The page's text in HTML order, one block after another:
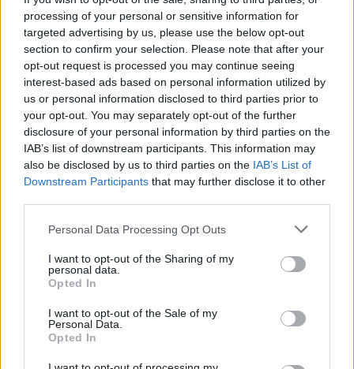
processing of your personal or sensitive information for
targeted advertising by us, please use the below opt-out
section to confirm your selection. Please note that after your
opt-out request is processed you may continue seeing
interest-based ads based on personal information utilized by
us or personal information disclosed to third parties prior to
your opt-out. You may separately opt-out of the further
disclosure of your personal information by third parties on the
IAB’s list of downstream participants. This information may
also be disclosed by us to third parties on the IAB’s List of
Downstream Participants that may further disclose it to other
Please note that this website/app uses one or more Google
not limited to your visit or usage behaviour. You may click to
grant or deny consent to Google and its third-party tags to
use your data for below specified purposes in below Google
consent section.
Personal Data Processing Opt Outs
I want to opt-out of the Sharing of my
personal data.
Opted In
I want to opt-out of the Sale of my
Personal Data.
Opted In
ULTIME NOTIZIE ROMA
ROMA Raid al Roxy Bar Antonio
Casamonica condannato
25 Febbraio 2019 - 16:29Giulio Piras
ROMA Raid al Roxy Bar Antonio Casamonica
L’uomo, insieme ai cugini Alfredo e Cristian Di
Silvio, aggredì una donna, invalida civile.…
Leggi l’articolo →